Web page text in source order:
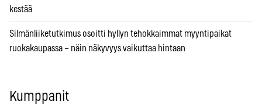
kestää
Silmänliiketutkimus osoitti hyllyn tehokkaimmat myyntipaikat
ruokakaupassa – näin näkyvyys vaikuttaa hintaan
Kumppanit